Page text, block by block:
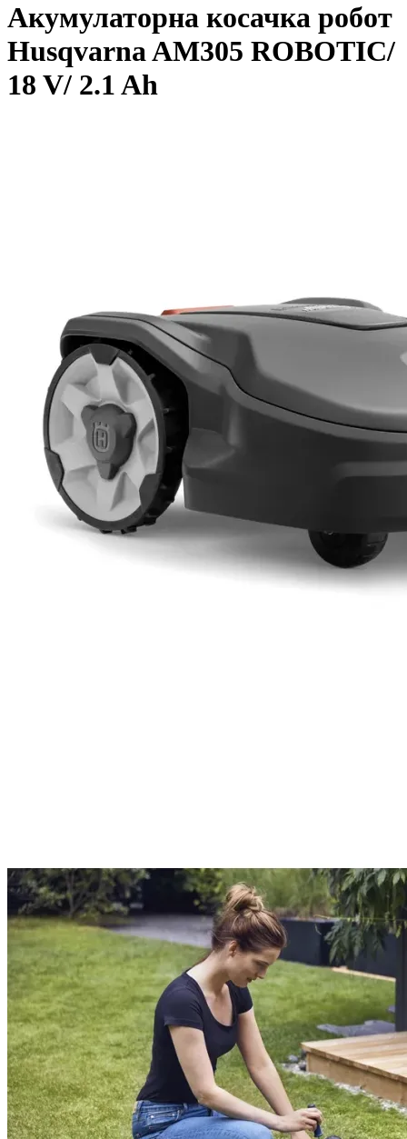
Акумулаторна косачка робот
Husqvarna AM305 ROBOTIC/
18 V/ 2.1 Ah